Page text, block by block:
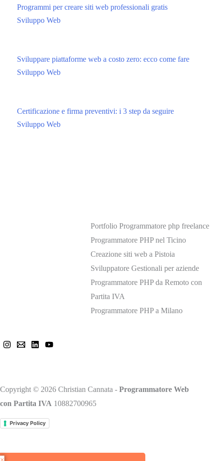
Programmi per creare siti web professionali gratis
Sviluppo Web
Sviluppare piattaforme web a costo zero: ecco come fare
Sviluppo Web
Certificazione e firma preventivi: i 3 step da seguire
Sviluppo Web
Portfolio Programmatore php freelance
Programmatore PHP nel Ticino
Creazione siti web a Pistoia
Sviluppatore Gestionali per aziende
Programmatore PHP da Remoto con
Partita IVA
Programmatore PHP a Milano
Copyright © 2026 Christian Cannata - Programmatore Web
con Partita IVA 10882700965
Privacy Policy